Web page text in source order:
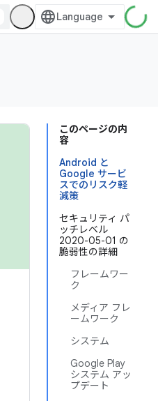
このページの内
容
Android と
Google サービ
スでのリスク軽
減策
セキュリティ パ
ッチレベル
2020-05-01 の
脆弱性の詳細
フレームワー
ク
メディア フレ
ームワーク
システム
Google Play
システム アッ
プデート